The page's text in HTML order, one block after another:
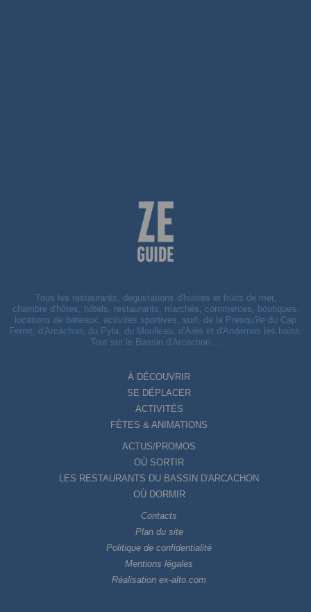
Tous les restaurants, dégustations d'huitres et fruits de mer,
chambre d'hôtes, hôtels, restaurants, marchés, commerces, boutiques,
locations de bateaux, activités sportives, surf, de la Presqu'île du Cap
Ferret, d'Arcachon, du Pyla, du Moulleau, d'Arès et d'Andernos les bains.
Tout sur le Bassin d'Arcachon ...
À DÉCOUVRIR
SE DÉPLACER
ACTIVITÉS
FÊTES & ANIMATIONS
ACTUS/PROMOS
OÙ SORTIR
LES RESTAURANTS DU BASSIN D'ARCACHON
OÙ DORMIR
Contacts
Plan du site
Politique de confidentialité
Mentions légales
Réalisation ex-alto.com